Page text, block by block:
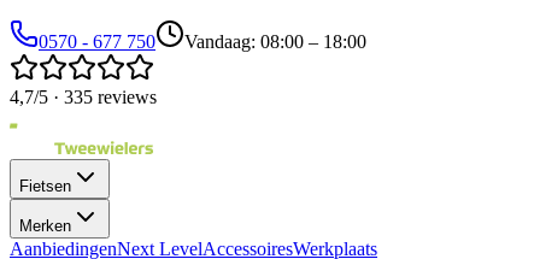
0570 - 677 750 Vandaag: 08:00 – 18:00
4,7/5 · 335 reviews
Fietsen
Merken
AanbiedingenNext LevelAccessoiresWerkplaats